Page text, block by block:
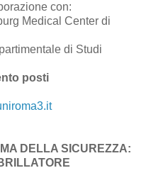
con:
Medical Center di
di Studi
posti
DELLA SICUREZZA: